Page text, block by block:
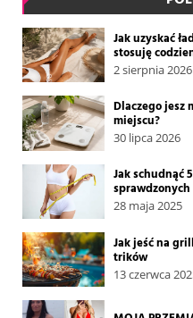
Jak uzyskać
stosuję
2 sierpnia 2026
Dlaczego jesz
miejscu?
30 lipca 2026
Jak schudnąć
28 maja 2025
Jak jeść na
trików
13 czerwca